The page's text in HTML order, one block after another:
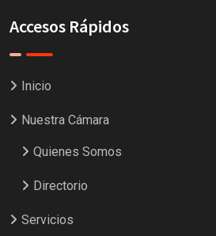
Accesos Rápidos
Inicio
Nuestra Cámara
Quienes Somos
Directorio
Servicios